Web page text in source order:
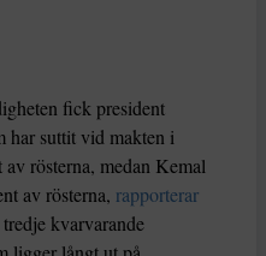
fick president
har suttit vid makten i
rösterna, medan Kemal
av rösterna, rapporterar
kvarvarande